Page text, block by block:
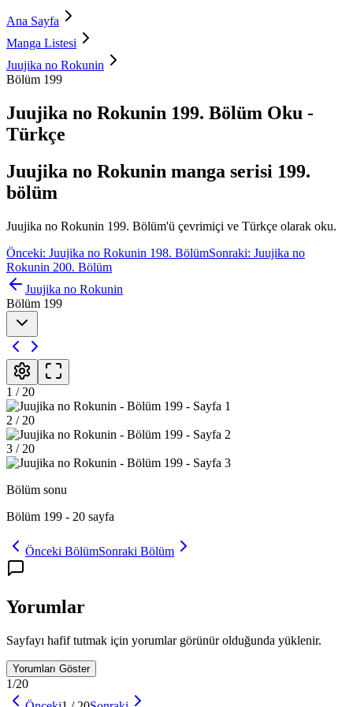
Ana Sayfa
Manga Listesi
Juujika no Rokunin
Bölüm 199
Juujika no Rokunin 199. Bölüm Oku -
Türkçe
Juujika no Rokunin manga serisi 199.
bölüm
Juujika no Rokunin 199. Bölüm'ü çevrimiçi ve Türkçe olarak oku.
Önceki: Juujika no Rokunin 198. BölümSonraki: Juujika no
Rokunin 200. Bölüm
Juujika no Rokunin
Bölüm 199
1 / 20
2 / 20
3 / 20
Bölüm sonu
Bölüm 199 - 20 sayfa
Önceki BölümSonraki Bölüm
Yorumlar
Sayfayı hafif tutmak için yorumlar görünür olduğunda yüklenir.
Yorumları Göster
1/20